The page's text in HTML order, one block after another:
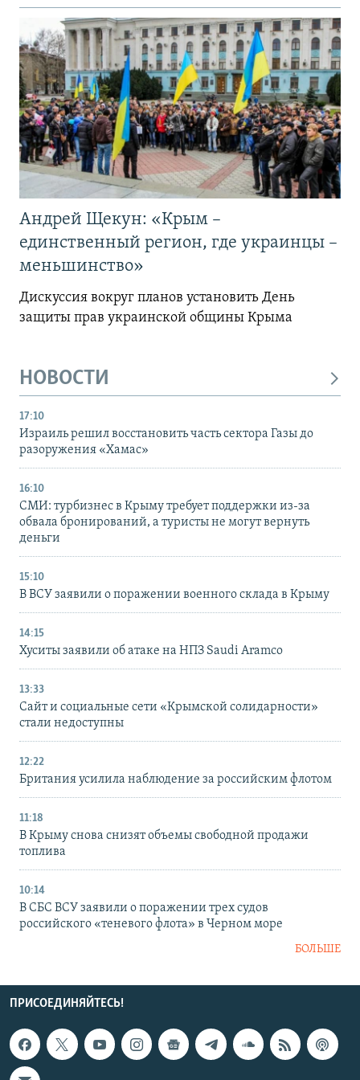
Андрей Щекун: «Крым –
единственный регион, где украинцы –
меньшинство»
Дискуссия вокруг планов установить День
защиты прав украинской общины Крыма
НОВОСТИ
17:10
Израиль решил восстановить часть сектора Газы до
разоружения «Хамас»
16:10
СМИ: турбизнес в Крыму требует поддержки из-за
обвала бронирований, а туристы не могут вернуть
деньги
15:10
В ВСУ заявили о поражении военного склада в Крыму
14:15
Хуситы заявили об атаке на НПЗ Saudi Aramco
13:33
Сайт и социальные сети «Крымской солидарности»
стали недоступны
12:22
Британия усилила наблюдение за российским флотом
11:18
В Крыму снова снизят объемы свободной продажи
топлива
10:14
В СБС ВСУ заявили о поражении трех судов
российского «теневого флота» в Черном море
БОЛЬШЕ
ПРИСОЕДИНЯЙТЕСЬ!